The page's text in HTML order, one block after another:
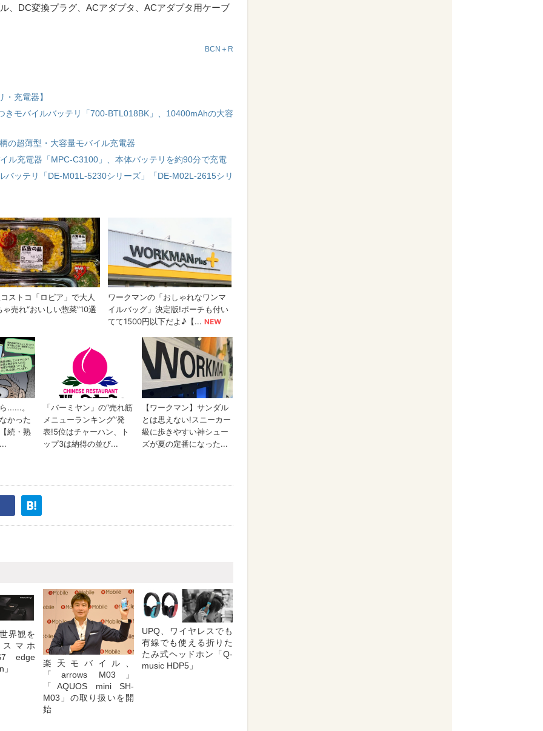
、DC変換プラグ、ACアダプタ、ACアダプタ用ケーブ
BCN＋R
充電器】
きモバイルバッテリ「700-BTL018BK」、10400mAhの大容
の超薄型・大容量モバイル充電器
ル充電器「MPC-C3100」、本体バッテリを約90分で充電
バッテリ「DE-M01L-5230シリーズ」「DE-M02L-2615シリ
界観を
マホ
edge
楽天モバイル、
「arrows M03」
「AQUOS mini SH-
M03」の取り扱いを開
始
UPQ、ワイヤレスでも
有線でも使える折りた
たみ式ヘッドホン「Q-
music HDP5」